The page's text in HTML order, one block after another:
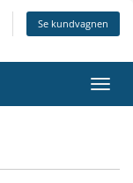
Se kundvagnen
Växla